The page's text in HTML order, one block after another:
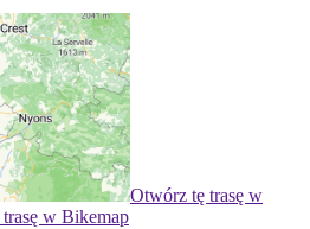
Otwórz tę trasę w
w Bikemap